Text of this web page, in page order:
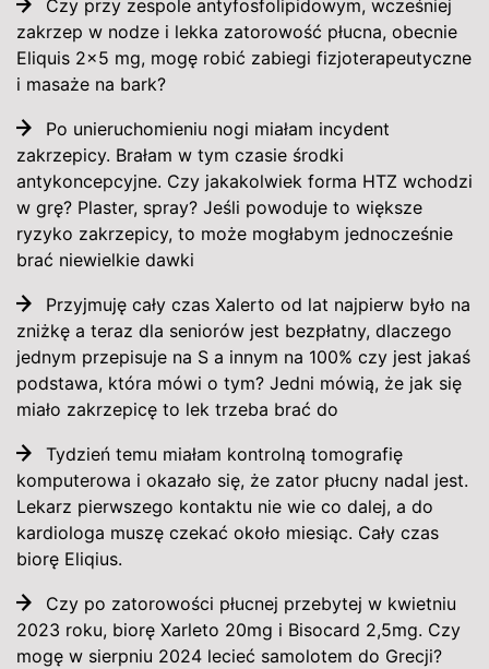
Czy przy zespole antyfosfolipidowym, wcześniej
zakrzep w nodze i lekka zatorowość płucna, obecnie
Eliquis 2x5 mg, mogę robić zabiegi fizjoterapeutyczne
i masaże na bark?
Po unieruchomieniu nogi miałam incydent
zakrzepicy. Brałam w tym czasie środki
antykoncepcyjne. Czy jakakolwiek forma HTZ wchodzi
w grę? Plaster, spray? Jeśli powoduje to większe
ryzyko zakrzepicy, to może mogłabym jednocześnie
brać niewielkie dawki
Przyjmuję cały czas Xalerto od lat najpierw było na
zniżkę a teraz dla seniorów jest bezpłatny, dlaczego
jednym przepisuje na S a innym na 100% czy jest jakaś
podstawa, która mówi o tym? Jedni mówią, że jak się
miało zakrzepicę to lek trzeba brać do
Tydzień temu miałam kontrolną tomografię
komputerowa i okazało się, że zator płucny nadal jest.
Lekarz pierwszego kontaktu nie wie co dalej, a do
kardiologa muszę czekać około miesiąc. Cały czas
biorę Eliqius.
Czy po zatorowości płucnej przebytej w kwietniu
2023 roku, biorę Xarleto 20mg i Bisocard 2,5mg. Czy
mogę w sierpniu 2024 lecieć samolotem do Grecji?